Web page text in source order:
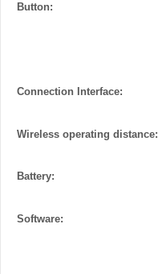
Button:
Connection Interface:
Wireless operating distance:
Battery:
Software: